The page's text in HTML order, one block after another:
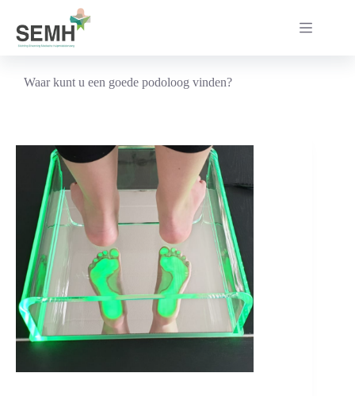
inhoud
Waar kunt u een goede podoloog vinden?